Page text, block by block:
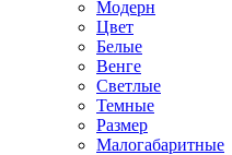
Модерн
Цвет
Белые
Венге
Светлые
Темные
Размер
Малогабаритные